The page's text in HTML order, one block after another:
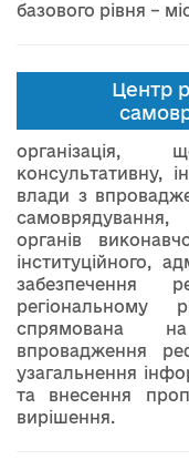
базового рівня –
Центр
організація,
консультативну,
влади з
самоврядування,
органів
інституційного,
спрямована
впровадження
узагальнення
та внесення
вирішення.